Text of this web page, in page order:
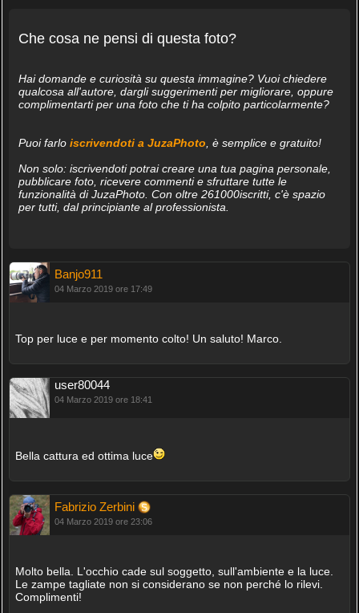
Che cosa ne pensi di questa foto?
Hai domande e curiosità su questa immagine? Vuoi chiedere
qualcosa all'autore, dargli suggerimenti per migliorare, oppure
complimentarti per una foto che ti ha colpito particolarmente?
Puoi farlo iscrivendoti a JuzaPhoto , è semplice e gratuito!
Non solo: iscrivendoti potrai creare una tua pagina personale,
pubblicare foto, ricevere commenti e sfruttare tutte le
funzionalità di JuzaPhoto. Con oltre 261000iscritti, c'è spazio
per tutti, dal principiante al professionista.
Banjo911
04 Marzo 2019 ore 17:49
Top per luce e per momento colto! Un saluto! Marco.
user80044
04 Marzo 2019 ore 18:41
Bella cattura ed ottima luce
Fabrizio Zerbini
04 Marzo 2019 ore 23:06
Molto bella. L'occhio cade sul soggetto, sull'ambiente e la luce.
Le zampe tagliate non si considerano se non perché lo rilevi.
Complimenti!